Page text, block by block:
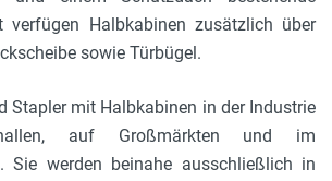
verfügen Halbkabinen zusätzlich über
sowie Türbügel.
Stapler mit Halbkabinen in der Industrie
auf Großmärkten und im
Sie werden beinahe ausschließlich in